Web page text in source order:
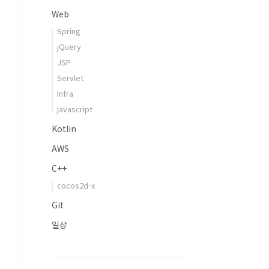
Web
Spring
jQuery
JSP
Servlet
Infra
javascript
Kotlin
AWS
C++
cocos2d-x
Git
일상